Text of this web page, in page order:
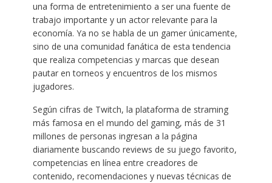
una forma de entretenimiento a ser una fuente de
trabajo importante y un actor relevante para la
economía. Ya no se habla de un gamer únicamente,
sino de una comunidad fanática de esta tendencia
que realiza competencias y marcas que desean
pautar en torneos y encuentros de los mismos
jugadores.
Según cifras de Twitch, la plataforma de straming
más famosa en el mundo del gaming, más de 31
millones de personas ingresan a la página
diariamente buscando reviews de su juego favorito,
competencias en línea entre creadores de
contenido, recomendaciones y nuevas técnicas de